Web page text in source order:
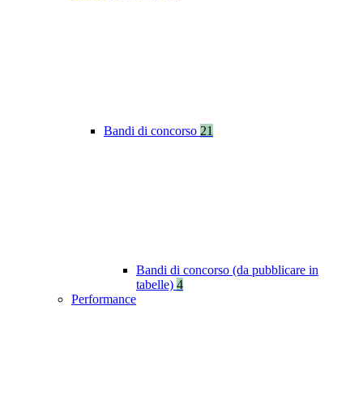
Bandi di concorso 21
Bandi di concorso (da pubblicare in
tabelle) 4
Performance